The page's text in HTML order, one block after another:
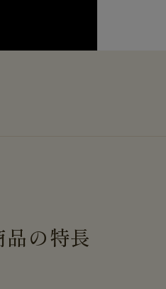
品の特長